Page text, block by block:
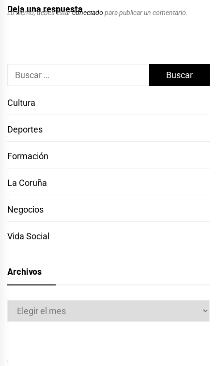
Deja una respuesta
Lo siento, debes estarconectado para publicar un comentario.
Buscar:
Cultura
Deportes
Formación
La Coruña
Negocios
Vida Social
Archivos
Archivos